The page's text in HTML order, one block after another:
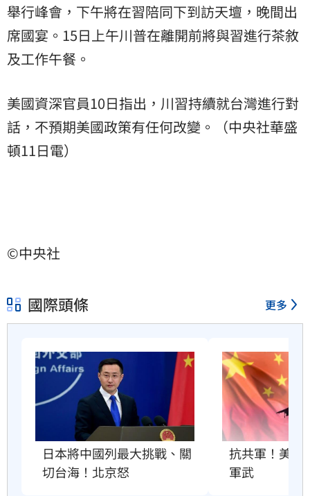
舉行峰會，下午將在習陪同下到訪天壇，晚間出
席國宴。15日上午川普在離開前將與習進行茶敘
及工作午餐。
美國資深官員10日指出，川習持續就台灣進行對
話，不預期美國政策有任何改變。（中央社華盛
頓11日電）
©中央社
國際頭條 更多
日本將中國列最大挑戰、關
切台海！北京怒
抗共軍！美國
軍武